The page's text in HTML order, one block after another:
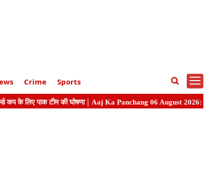
Crime Sports